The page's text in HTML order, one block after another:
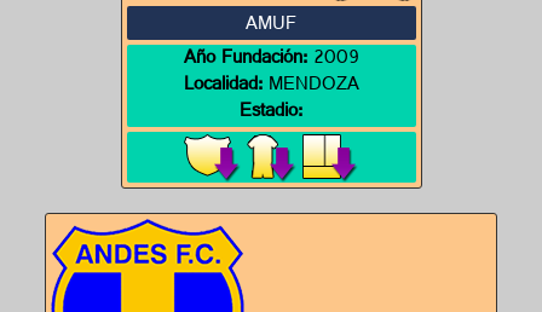
AMUF
Año Fundación:2009
Localidad:MENDOZA
Estadio: